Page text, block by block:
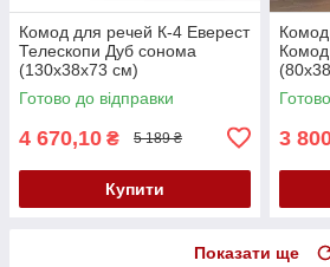
Комод для речей К-4 Еверест
Телескопи Дуб сонома
(130х38х73 см)
Готово до відправки
4 670,10 ₴ 5 189 ₴
Купити
3
Показати ще